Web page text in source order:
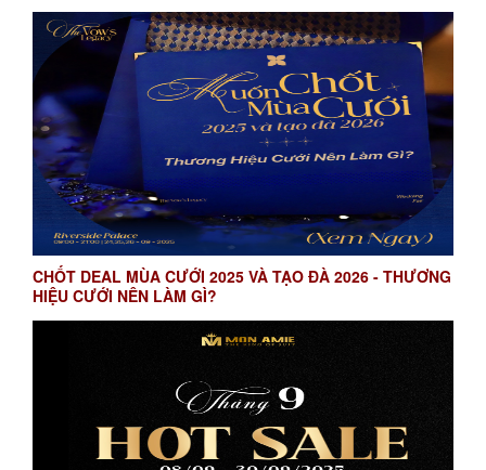
CHỐT DEAL MÙA CƯỚI 2025 VÀ TẠO ĐÀ 2026 - THƯƠNG
HIỆU CƯỚI NÊN LÀM GÌ?